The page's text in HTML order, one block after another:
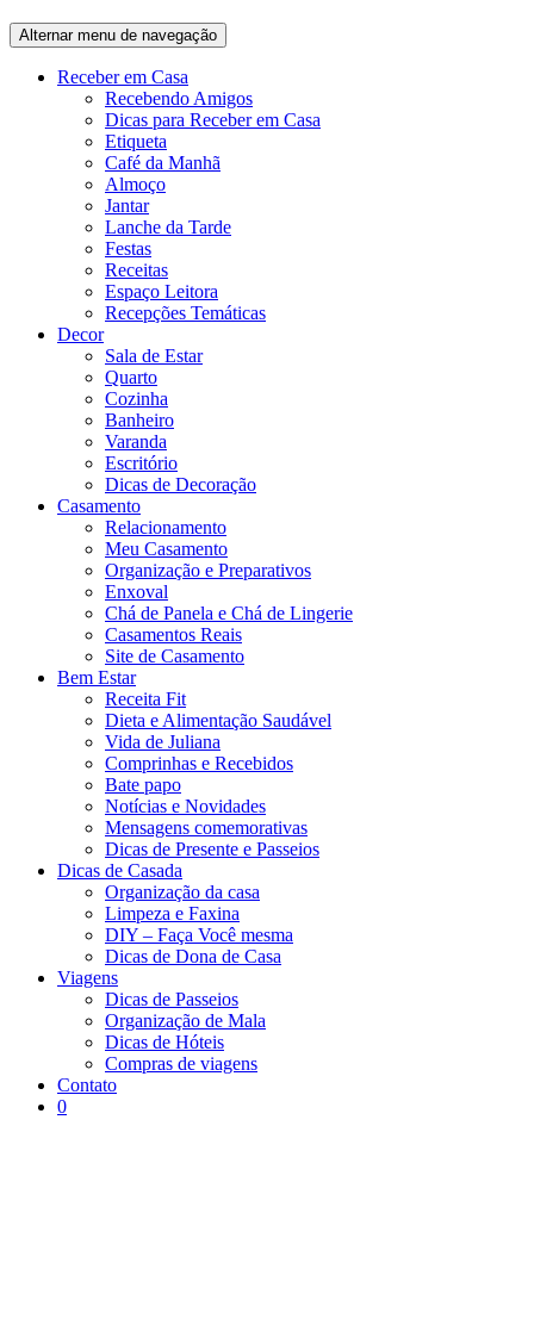
Alternar menu de navegação
Receber em Casa
Recebendo Amigos
Dicas para Receber em Casa
Etiqueta
Café da Manhã
Almoço
Jantar
Lanche da Tarde
Festas
Receitas
Espaço Leitora
Recepções Temáticas
Decor
Sala de Estar
Quarto
Cozinha
Banheiro
Varanda
Escritório
Dicas de Decoração
Casamento
Relacionamento
Meu Casamento
Organização e Preparativos
Enxoval
Chá de Panela e Chá de Lingerie
Casamentos Reais
Site de Casamento
Bem Estar
Receita Fit
Dieta e Alimentação Saudável
Vida de Juliana
Comprinhas e Recebidos
Bate papo
Notícias e Novidades
Mensagens comemorativas
Dicas de Presente e Passeios
Dicas de Casada
Organização da casa
Limpeza e Faxina
DIY – Faça Você mesma
Dicas de Dona de Casa
Viagens
Dicas de Passeios
Organização de Mala
Dicas de Hóteis
Compras de viagens
Contato
0